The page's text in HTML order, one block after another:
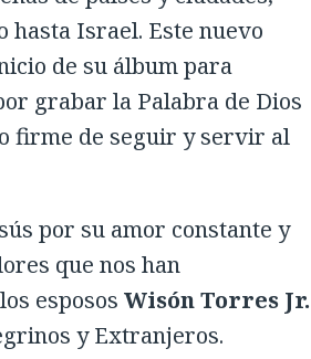
hasta Israel. Este nuevo
de su álbum para
grabar la Palabra de Dios
firme de seguir y servir al
por su amor constante y
que nos han
esposos Wisón Torres Jr.
y Extranjeros.